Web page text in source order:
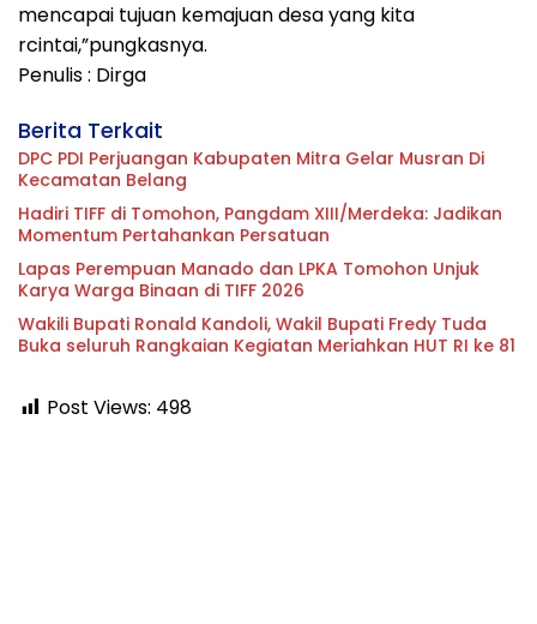
mencapai tujuan kemajuan desa yang kita
rcintai,”pungkasnya.
Penulis : Dirga
Berita Terkait
DPC PDI Perjuangan Kabupaten Mitra Gelar Musran Di
Kecamatan Belang
Hadiri TIFF di Tomohon, Pangdam XIII/Merdeka: Jadikan
Momentum Pertahankan Persatuan
Lapas Perempuan Manado dan LPKA Tomohon Unjuk
Karya Warga Binaan di TIFF 2026
Wakili Bupati Ronald Kandoli, Wakil Bupati Fredy Tuda
Buka seluruh Rangkaian Kegiatan Meriahkan HUT RI ke 81
Post Views: 498